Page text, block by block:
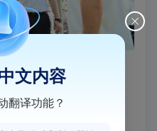
农民专业合作社调研
文内容
翻译功能？